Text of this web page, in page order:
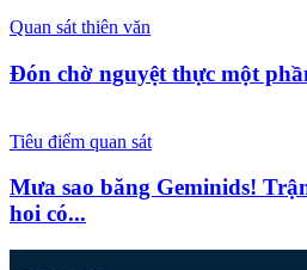
Quan sát thiên văn
Đón chờ nguyệt thực một
Tiêu điểm quan sát
Mưa sao băng Geminids!
hoi có...